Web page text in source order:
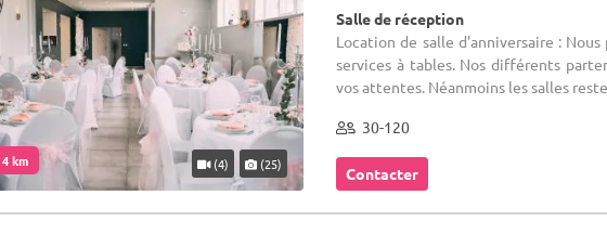
km (4) (25)
Salle de réception
Location de salle d'anniversaire :
services à tables. Nos différents
vos attentes. Néanmoins les salles
30-120
Contacter